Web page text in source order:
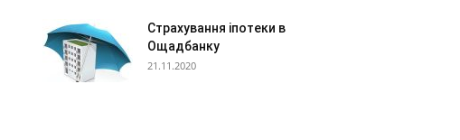
Страхування іпотеки в
Ощадбанку
21.11.2020